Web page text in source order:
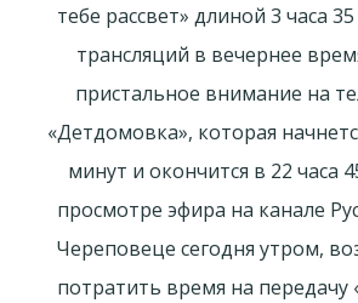
тебе рассвет» длиной 3 часа
трансляций в вечернее
пристальное внимание на
«Детдомовка», которая
минут и окончится в 22 часа
просмотре эфира на канале
Череповеце сегодня утром,
потратить время на передачу